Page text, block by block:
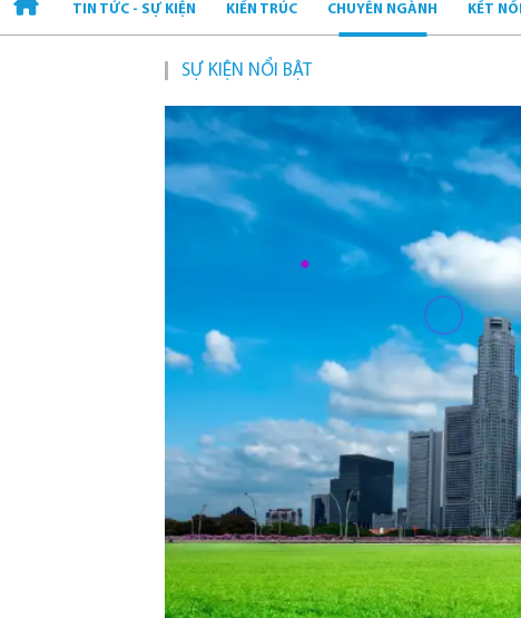
TIN TỨC - SỰ KIỆN KIẾN TRÚC CHUYÊN NGÀNH KẾT NỐI
SỰ KIỆN NỔI BẬT